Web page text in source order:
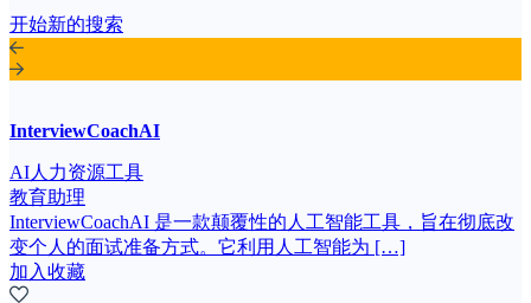
开始新的搜索
InterviewCoachAI
AI人力资源工具
教育助理
InterviewCoachAI 是一款颠覆性的人工智能工具，旨在彻底改
变个人的面试准备方式。它利用人工智能为 […]
加入收藏